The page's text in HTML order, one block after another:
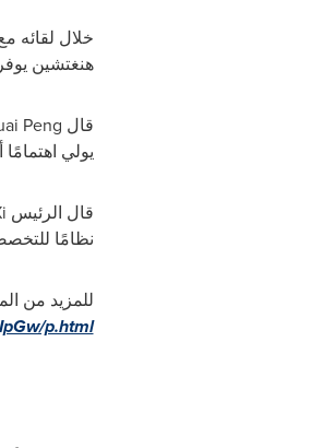
خلال لقائه
هنغتشين
قال Peng
يولي
قال الرئيس
نظامًا
للمزيد من
p.html